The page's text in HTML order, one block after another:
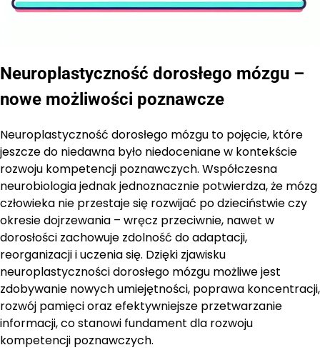
Neuroplastyczność dorosłego mózgu –
nowe możliwości poznawcze
Neuroplastyczność dorosłego mózgu to pojęcie, które
jeszcze do niedawna było niedoceniane w kontekście
rozwoju kompetencji poznawczych. Współczesna
neurobiologia jednak jednoznacznie potwierdza, że mózg
człowieka nie przestaje się rozwijać po dzieciństwie czy
okresie dojrzewania – wręcz przeciwnie, nawet w
dorosłości zachowuje zdolność do adaptacji,
reorganizacji i uczenia się. Dzięki zjawisku
neuroplastyczności dorosłego mózgu możliwe jest
zdobywanie nowych umiejętności, poprawa koncentracji,
rozwój pamięci oraz efektywniejsze przetwarzanie
informacji, co stanowi fundament dla rozwoju
kompetencji poznawczych.